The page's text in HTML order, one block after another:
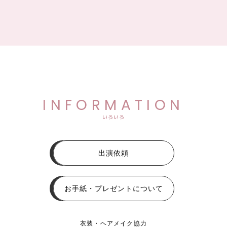
INFORMATION
いろいろ
出演依頼
お手紙・プレゼントについて
衣装・ヘアメイク協力